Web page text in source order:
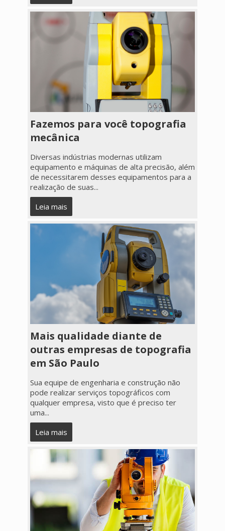
Fazemos para você topografia
mecânica
Diversas indústrias modernas utilizam
equipamento e máquinas de alta precisão, além
de necessitarem desses equipamentos para a
realização de suas...
Leia mais
Mais qualidade diante de
outras empresas de topografia
em São Paulo
Sua equipe de engenharia e construção não
pode realizar serviços topográficos com
qualquer empresa, visto que é preciso ter
uma...
Leia mais